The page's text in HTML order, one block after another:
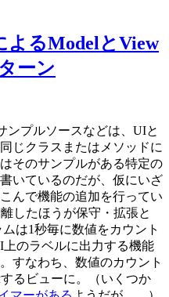
よるModelとView
ーン
ンプルソースなどは、UIと
じクラスまたはメソッドに
そのサンプルがある特定の
いているのだが、仮にいざ
んで機能の追加を行ってい
したほうが保守・拡張と
は1秒毎に数値をカウント
上のラベルに出力する機能
すなわち、数値のカウント
るビューに。（いくつか